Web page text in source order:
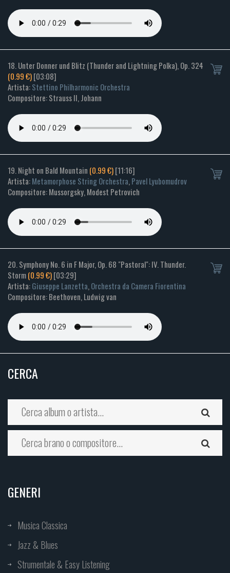
18. Unter Donner und Blitz (Thunder and Lightning Polka), Op. 324
(0.99 €)[03:08]
Artista:Stettino Philharmonic Orchestra
Compositore: Strauss II, Johann
19. Night on Bald Mountain (0.99 €)[11:16]
Artista:Metamorphose String Orchestra,Pavel Lyubomudrov
Compositore: Mussorgsky, Modest Petrovich
20. Symphony No. 6 in F Major, Op. 68 "Pastoral": IV. Thunder.
Storm(0.99 €)[03:29]
Artista:Giuseppe Lanzetta,Orchestra da Camera Fiorentina
Compositore: Beethoven, Ludwig van
CERCA
GENERI
Musica Classica
Jazz & Blues
Strumentale & Easy Listening